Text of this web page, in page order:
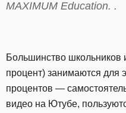
MAXIMUM Education. .
Большинство школьников
процент) занимаются для
процентов —
видео на Ютубе,